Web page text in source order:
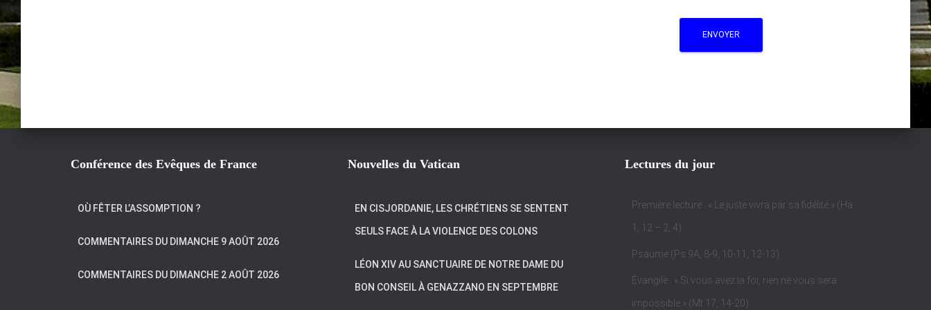
Conférence des Evêques de France
OÙ FÊTER L’ASSOMPTION ?
COMMENTAIRES DU DIMANCHE 9 AOÛT 2026
COMMENTAIRES DU DIMANCHE 2 AOÛT 2026
Nouvelles du Vatican
EN CISJORDANIE, LES CHRÉTIENS SE SENTENT
SEULS FACE À LA VIOLENCE DES COLONS
LÉON XIV AU SANCTUAIRE DE NOTRE DAME DU
BON CONSEIL À GENAZZANO EN SEPTEMBRE
Lectures du jour
Première lecture : « Le juste vivra par sa fidélité » (Ha
1, 12 – 2, 4)
Psaume (Ps 9A, 8-9, 10-11, 12-13)
Évangile : « Si vous avez la foi, rien ne vous sera
impossible » (Mt 17, 14-20)